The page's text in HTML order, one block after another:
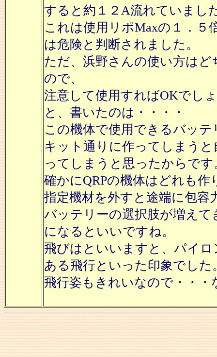
すると約１２A流れていまし
これは使用リポMaxの１．５
は危険と判断されました。
ただ、浜野さんの使い方は
ので、
注意して使用すればOKでし
と、書いたのは・・・・
この機体で使用できるバッ
キット通りに作ってしまう
ってしまうと思ったからです
確かにQRPの機体はどれも
指定機材を外すと途端に包
バッテリーの選択肢が増え
になるといいですね。
飛びはといいますと、パイ
ある飛行といった印象でした
飛行姿もきれいなので・・